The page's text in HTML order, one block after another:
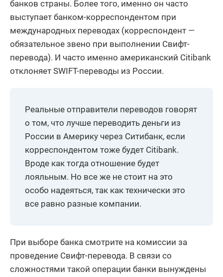
банков страны. Более того, именно он часто
выступает банком-корреспондентом при
международных переводах (корреспондент —
обязательное звено при выполнении Свифт-
перевода). И часто именно американский Citibank
отклоняет SWIFT-переводы из России.
Реальные отправители переводов говорят
о том, что лучше переводить деньги из
России в Америку через Ситибанк, если
корреспондентом тоже будет Citibank.
Вроде как тогда отношение будет
лояльным. Но все же не стоит на это
особо надеяться, так как технически это
все равно разные компании.
При выборе банка смотрите на комиссии за
проведение Свифт-перевода. В связи со
сложностями такой операции банки вынуждены